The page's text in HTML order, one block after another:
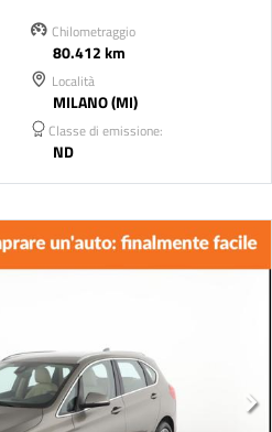
Chilometraggio
80.412 km
Località
MILANO (MI)
Classe di emissione:
ND